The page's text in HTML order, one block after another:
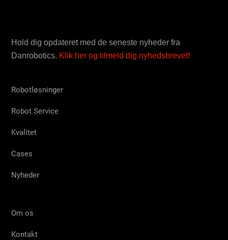
Hold dig opdateret med de seneste nyheder fra
Danrobotics. Klik her og tilmeld dig nyhedsbrevet!
Robotløsninger
Robot Service
Kvalitet
Cases
Nyheder
Om os
Kontakt